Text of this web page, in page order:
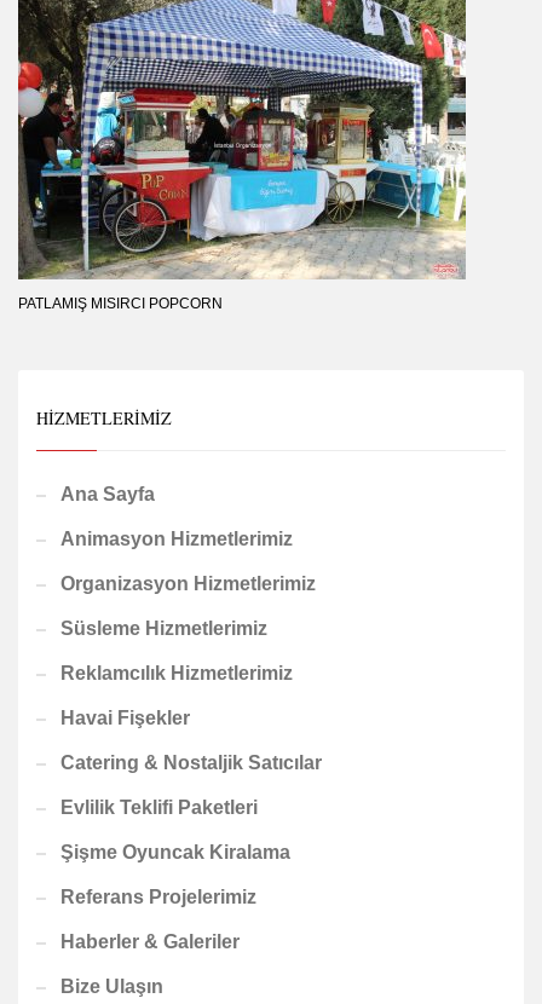
PATLAMIŞ MISIRCI POPCORN
HIZMETLERIMIZ
Ana Sayfa
Animasyon Hizmetlerimiz
Organizasyon Hizmetlerimiz
Süsleme Hizmetlerimiz
Reklamcılık Hizmetlerimiz
Havai Fişekler
Catering & Nostaljik Satıcılar
Evlilik Teklifi Paketleri
Şişme Oyuncak Kiralama
Referans Projelerimiz
Haberler & Galeriler
Bize Ulaşın